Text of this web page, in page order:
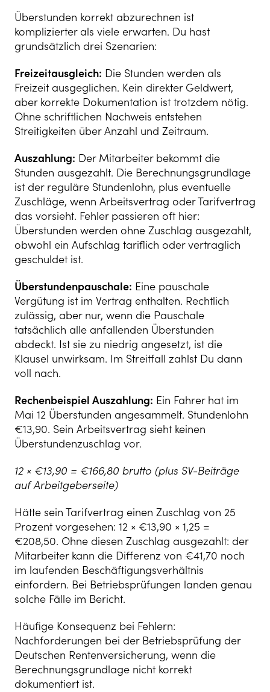
Überstunden korrekt abzurechnen ist
komplizierter als viele erwarten. Du hast
grundsätzlich drei Szenarien:
Freizeitausgleich: Die Stunden werden als
Freizeit ausgeglichen. Kein direkter Geldwert,
aber korrekte Dokumentation ist trotzdem nötig.
Ohne schriftlichen Nachweis entstehen
Streitigkeiten über Anzahl und Zeitraum.
Auszahlung: Der Mitarbeiter bekommt die
Stunden ausgezahlt. Die Berechnungsgrundlage
ist der reguläre Stundenlohn, plus eventuelle
Zuschläge, wenn Arbeitsvertrag oder Tarifvertrag
das vorsieht. Fehler passieren oft hier:
Überstunden werden ohne Zuschlag ausgezahlt,
obwohl ein Aufschlag tariflich oder vertraglich
geschuldet ist.
Überstundenpauschale: Eine pauschale
Vergütung ist im Vertrag enthalten. Rechtlich
zulässig, aber nur, wenn die Pauschale
tatsächlich alle anfallenden Überstunden
abdeckt. Ist sie zu niedrig angesetzt, ist die
Klausel unwirksam. Im Streitfall zahlst Du dann
voll nach.
Rechenbeispiel Auszahlung: Ein Fahrer hat im
Mai 12 Überstunden angesammelt. Stundenlohn
€13,90. Sein Arbeitsvertrag sieht keinen
Überstundenzuschlag vor.
12 × €13,90 = €166,80 brutto (plus SV-Beiträge
auf Arbeitgeberseite)
Hätte sein Tarifvertrag einen Zuschlag von 25
Prozent vorgesehen: 12 × €13,90 × 1,25 =
€208,50. Ohne diesen Zuschlag ausgezahlt: der
Mitarbeiter kann die Differenz von €41,70 noch
im laufenden Beschäftigungsverhältnis
einfordern. Bei Betriebsprüfungen landen genau
solche Fälle im Bericht.
Häufige Konsequenz bei Fehlern:
Nachforderungen bei der Betriebsprüfung der
Deutschen Rentenversicherung, wenn die
Berechnungsgrundlage nicht korrekt
dokumentiert ist.